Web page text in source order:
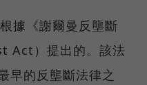
據《謝爾曼反壟斷
Act）提出的。該法
早的反壟斷法律之